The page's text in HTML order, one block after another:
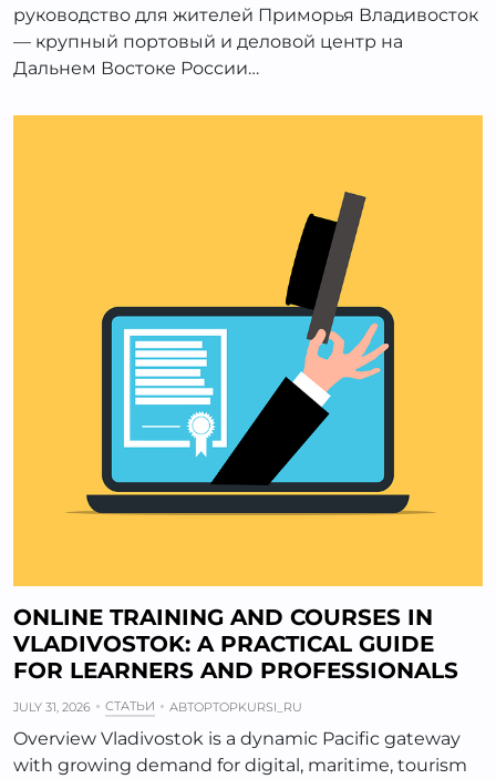
руководство для жителей Приморья Владивосток
— крупный портовый и деловой центр на
Дальнем Востоке России…
ONLINE TRAINING AND COURSES IN
VLADIVOSTOK: A PRACTICAL GUIDE
FOR LEARNERS AND PROFESSIONALS
JULY 31, 2026 СТАТЬИ АВТОРTOPKURSI_RU
Overview Vladivostok is a dynamic Pacific gateway
with growing demand for digital, maritime, tourism